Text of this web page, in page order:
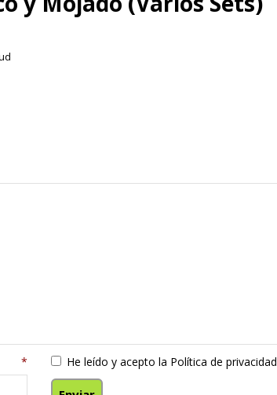
* He leído y acepto la Política de privacidad